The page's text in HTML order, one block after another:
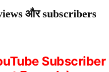
views और subscribers
Subscriber